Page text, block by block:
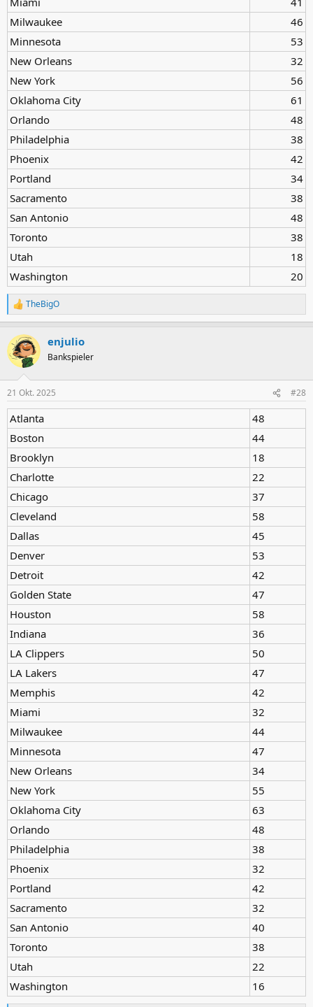
Milwaukee
46​
Minnesota
53​
New Orleans
32​
New York
56​
Oklahoma City
61​
Orlando
48​
Philadelphia
38​
Phoenix
42​
Portland
34​
Sacramento
38​
San Antonio
48​
Toronto
38​
Utah
18​
Washington
20​
R
e
k
t
i
e
n
:
TheBigO
enjulio
Bankspieler
21 Okt. 2025 #28
Atlanta
48
Boston
44
Brooklyn
18
Charlotte
22
Chicago
37
Cleveland
58
Dallas
45
Denver
53
Detroit
42
Golden State
47
Houston
58
Indiana
36
LA Clippers
50
LA Lakers
47
Memphis
42
Miami
32
Milwaukee
44
Minnesota
47
New Orleans
34
New York
55
Oklahoma City
63
Orlando
48
Philadelphia
38
Phoenix
32
Portland
42
Sacramento
32
San Antonio
40
Toronto
38
Utah
22
Washington
16